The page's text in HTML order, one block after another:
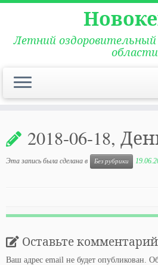
содержимому
Летний оздоровительный
области
2018-06-18,
Эта запись была сделана в Без рубрики
Оставьте комментарий
Ваш адрес email не будет опубликован.